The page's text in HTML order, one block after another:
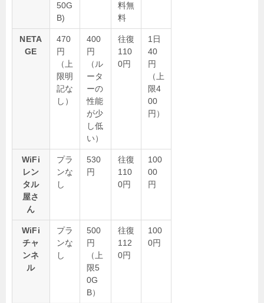
50G
B)
料無
料
NETA
GE
470
円
（上
限明
記な
し）
400
円
（ル
ータ
ーの
性能
が少
し低
い）
往復
110
0円
1日
40
円
（上
限4
00
円）
WiFi
レン
タル
屋さ
ん
プラ
ンな
し
530
円
往復
110
0円
100
00
円
WiFi
チャ
ンネ
ル
プラ
ンな
し
500
円
（上
限5
0G
B）
往復
112
0円
100
0円